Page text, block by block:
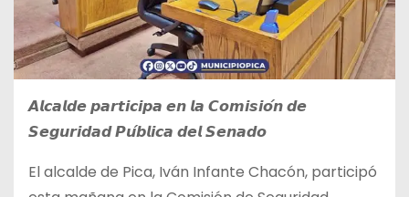
𝘼𝙡𝙘𝙖𝙡𝙙𝙚 𝙥𝙖𝙧𝙩𝙞𝙘𝙞𝙥𝙖 𝙚𝙣 𝙡𝙖 𝘾𝙤𝙢𝙞𝙨𝙞𝙤́𝙣 𝙙𝙚
𝙎𝙚𝙜𝙪𝙧𝙞𝙙𝙖𝙙 𝙋𝙪́𝙗𝙡𝙞𝙘𝙖 𝙙𝙚𝙡 𝙎𝙚𝙣𝙖𝙙𝙤
El alcalde de Pica, Iván Infante Chacón, participó